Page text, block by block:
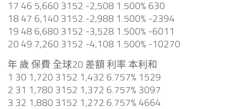
17 46 5,660 3152 -2,508 1.500% 630
18 47 6,140 3152 -2,988 1.500% -2394
19 48 6,680 3152 -3,528 1.500% -6011
20 49 7,260 3152 -4,108 1.500% -10270
年 歲 保費 全球20 差額 利率 本利和
1 30 1,720 3152 1,432 6.757% 1529
2 31 1,780 3152 1,372 6.757% 3097
3 32 1,880 3152 1,272 6.757% 4664